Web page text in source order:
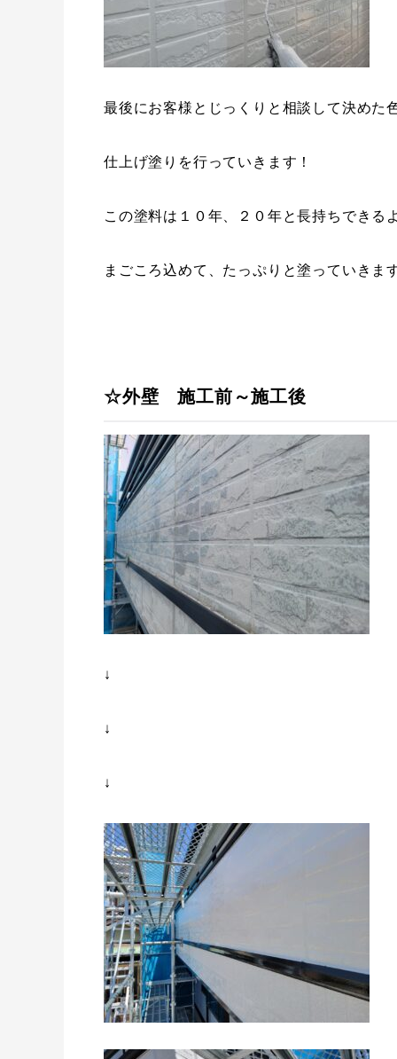
最後にお客様とじっくりと相談して決めた
仕上げ塗りを行っていきます！
この塗料は１０年、２０年と長持ちできる
まごころ込めて、たっぷりと塗っていきます
☆外壁 施工前～施工後
↓
↓
↓